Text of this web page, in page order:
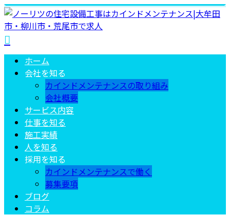
ホーム
会社を知る
カインドメンテナンスの取り組み
会社概要
サービス内容
仕事を知る
施工実績
人を知る
採用を知る
カインドメンテナンスで働く
募集要項
ブログ
コラム